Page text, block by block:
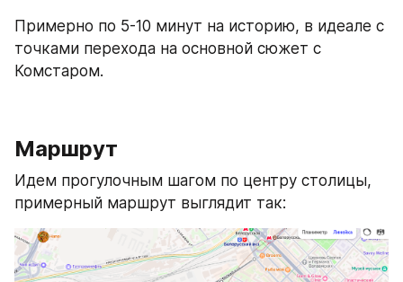
Примерно по 5-10 минут на историю, в идеале с
точками перехода на основной сюжет с
Комстаром.
Маршрут
Идем прогулочным шагом по центру столицы,
примерный маршрут выглядит так: